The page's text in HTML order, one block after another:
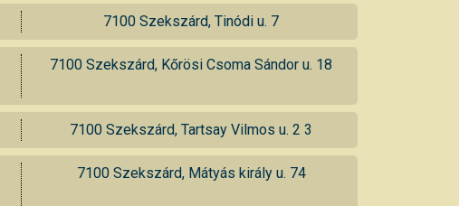
7100 Szekszárd, Tinódi u. 7
7100 Szekszárd, Kőrösi Csoma Sándor u. 18
7100 Szekszárd, Tartsay Vilmos u. 2 3
7100 Szekszárd, Mátyás király u. 74